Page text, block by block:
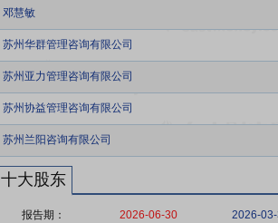
邓慧敏
苏州华群管理咨询有限公司
苏州亚力管理咨询有限公司
苏州协益管理咨询有限公司
苏州兰阳咨询有限公司
十大股东
报告期： 2026-06-30 2026-